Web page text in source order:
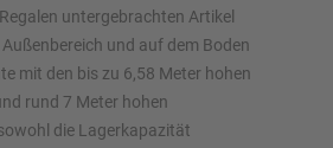
untergebrachten Artikel
und auf dem Boden
mit den bis zu 6,58 Meter hohen
rund 7 Meter hohen
die Lagerkapazität